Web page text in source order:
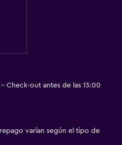
Check-out antes de las 13:00
varían según el tipo de